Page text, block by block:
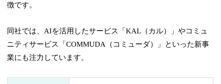
徴です。
同社では、AIを活用したサービス「KAL（カル）」やコミュ
ニティサービス「COMMUDA（コミューダ）」といった新事
業にも注力しています。